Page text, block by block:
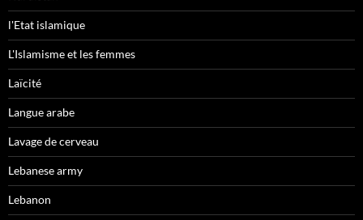
l'Etat islamique
L'Islamisme et les femmes
Laïcité
Langue arabe
Lavage de cerveau
Lebanese army
Lebanon